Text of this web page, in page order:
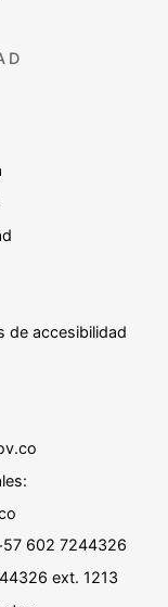
de accesibilidad
602 7244326
ext. 1213